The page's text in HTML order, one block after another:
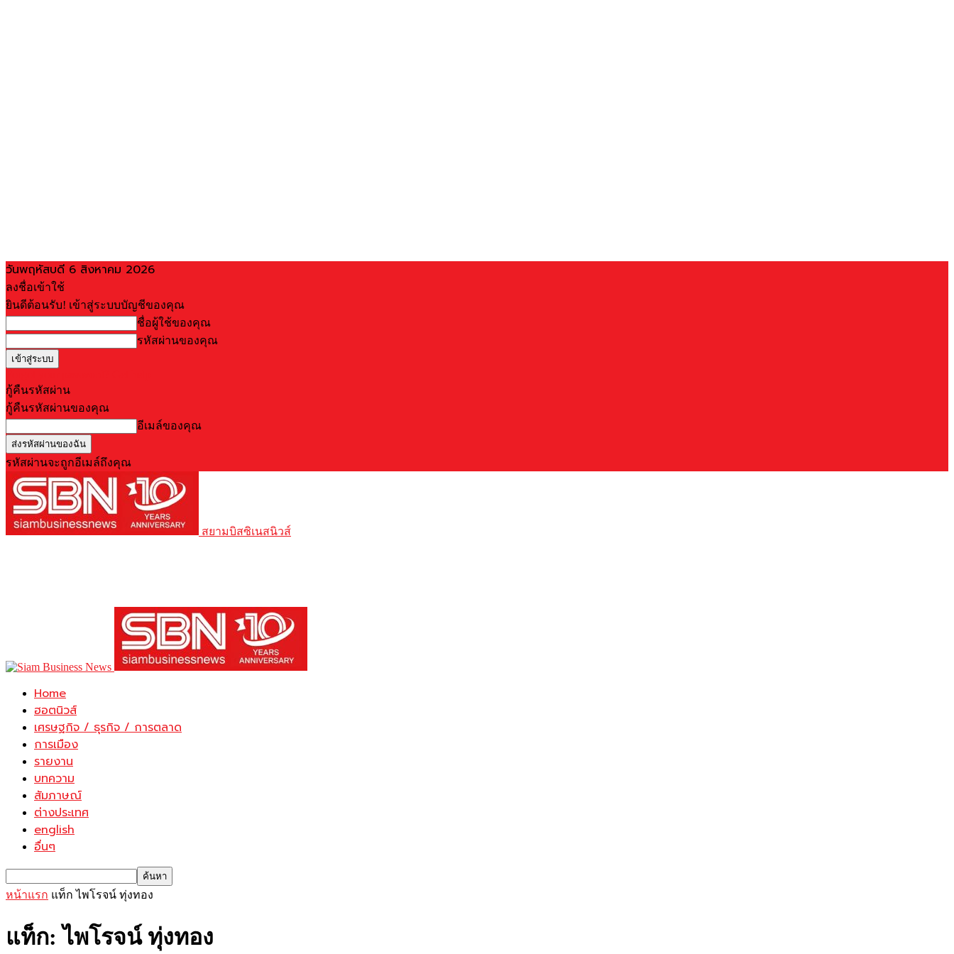
วันพฤหัสบดี 6 สิงหาคม 2026
ลงชื่อเข้าใช้
ยินดีต้อนรับ! เข้าสู่ระบบบัญชีของคุณ
ชื่อผู้ใช้ของคุณ
รหัสผ่านของคุณ
กู้คืนรหัสผ่าน
กู้คืนรหัสผ่านของคุณ
อีเมล์ของคุณ
รหัสผ่านจะถูกอีเมล์ถึงคุณ
สยามบิสซิเนสนิวส์
Home
ฮอตนิวส์
เศรษฐกิจ / ธุรกิจ / การตลาด
การเมือง
รายงาน
บทความ
สัมภาษณ์
ต่างประเทศ
english
อื่นๆ
หน้าแรก แท็ก ไพโรจน์ ทุ่งทอง
แท็ก: ไพโรจน์ ทุ่งทอง